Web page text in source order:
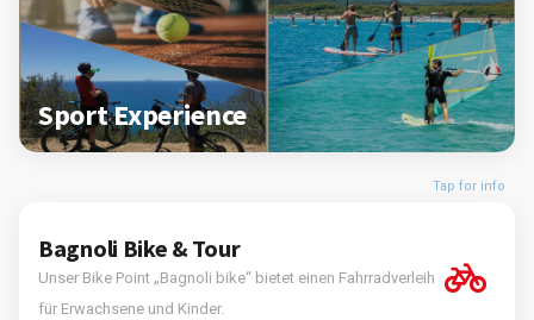
Sport Experience
Tap for info
Bagnoli Bike & Tour
Unser Bike Point „Bagnoli bike“ bietet einen Fahrradverleih
für Erwachsene und Kinder.